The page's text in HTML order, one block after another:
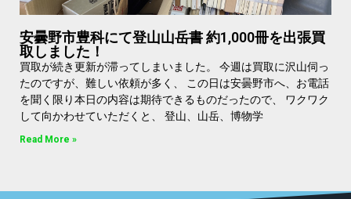
安曇野市豊科にて登山山岳書 約1,000冊を出張買
取しました！
買取が続き更新が滞ってしまいました。 今週は買取に沢山伺っ
たのですが、難しい依頼が多く、 この日は安曇野市へ、お電話
を聞く限り本日の内容は期待できるものだったので、 ワクワク
して向かわせていただくと、 登山、山岳、博物学
Read More »